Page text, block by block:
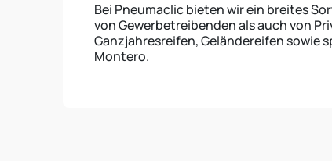
Bei Pneumaclic bieten wir ein breites
von Gewerbetreibenden als auch von
Ganzjahresreifen, Geländereifen sowie
Montero.